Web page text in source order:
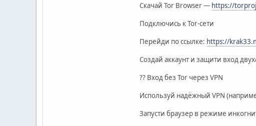
Скачай Tor Browser — https://
Подключись к Tor-сети
Перейди по ссылке: https://
Создай аккаунт и защити вход
?? Вход без Tor через VPN
Используй надёжный VPN
Запусти браузер в режиме